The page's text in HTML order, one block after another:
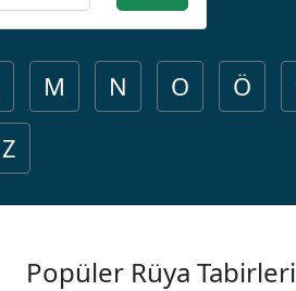
M N O Ö
Z
Popüler Rüya Tabirleri